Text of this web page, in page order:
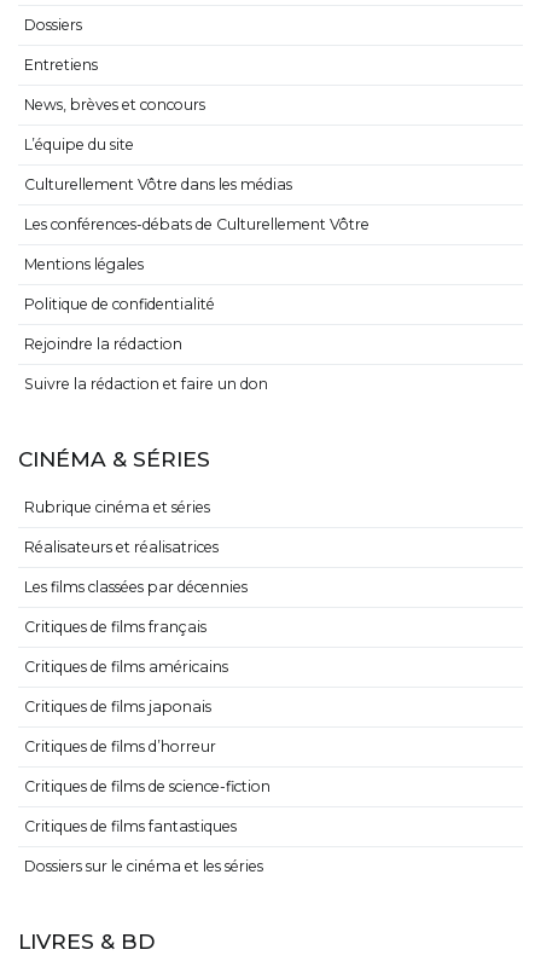
Dossiers
Entretiens
News, brèves et concours
L’équipe du site
Culturellement Vôtre dans les médias
Les conférences-débats de Culturellement Vôtre
Mentions légales
Politique de confidentialité
Rejoindre la rédaction
Suivre la rédaction et faire un don
CINÉMA & SÉRIES
Rubrique cinéma et séries
Réalisateurs et réalisatrices
Les films classées par décennies
Critiques de films français
Critiques de films américains
Critiques de films japonais
Critiques de films d’horreur
Critiques de films de science-fiction
Critiques de films fantastiques
Dossiers sur le cinéma et les séries
LIVRES & BD